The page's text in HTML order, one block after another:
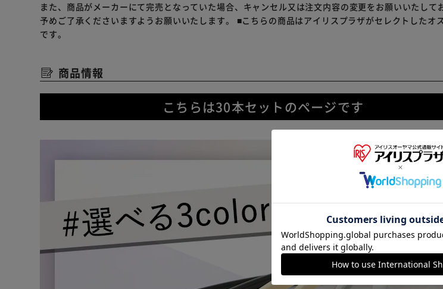
また、商品がメーカーにて完売となっていた場合、キャンセル又は注文内容の変更をお願いいたして
予めご了承くださいますようお願いいたします。 ■こちらの商品はアイリスプラザがセレクトしたオ
です。
商品情報
こちらは30本セットのページです
※ご確認ください